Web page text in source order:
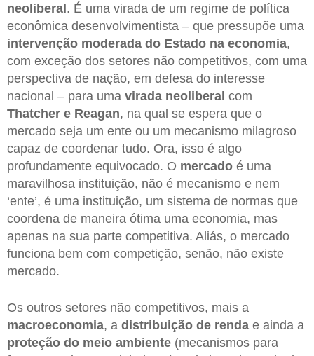
neoliberal. É uma virada de um regime de política
econômica desenvolvimentista – que pressupõe uma
intervenção moderada do Estado na economia,
com exceção dos setores não competitivos, com uma
perspectiva de nação, em defesa do interesse
nacional – para uma virada neoliberal com
Thatcher e Reagan, na qual se espera que o
mercado seja um ente ou um mecanismo milagroso
capaz de coordenar tudo. Ora, isso é algo
profundamente equivocado. O mercado é uma
maravilhosa instituição, não é mecanismo e nem
‘ente’, é uma instituição, um sistema de normas que
coordena de maneira ótima uma economia, mas
apenas na sua parte competitiva. Aliás, o mercado
funciona bem com competição, senão, não existe
mercado.
Os outros setores não competitivos, mais a
macroeconomia, a distribuição de renda e ainda a
proteção do meio ambiente (mecanismos para